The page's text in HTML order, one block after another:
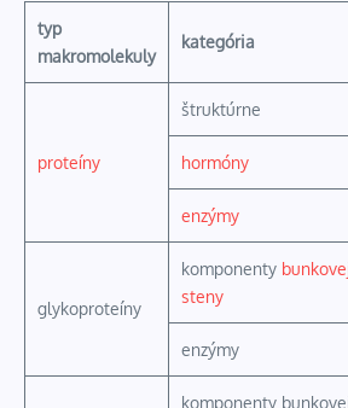
typ
makromolekuly
kategória
proteíny
štruktúrne
hormóny
enzýmy
glykoproteíny
komponenty
steny
enzýmy
komponenty